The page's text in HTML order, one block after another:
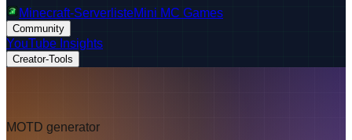
Minecraft-ServerlisteMini MC Games
Community
YouTube Insights
Creator-Tools
MOTD generator